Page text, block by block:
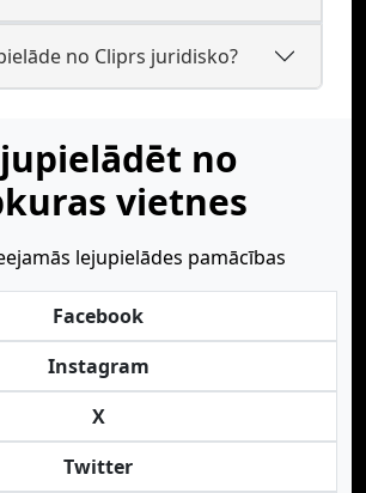
no Cliprs juridisko?
no
vietnes
lejupielādes pamācības
Facebook
Instagram
X
Twitter